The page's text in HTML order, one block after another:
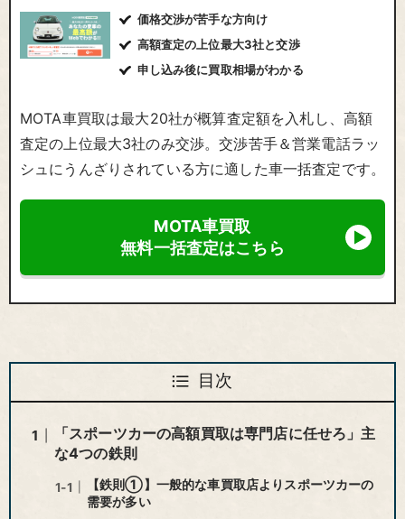
価格交渉が苦手な方向け
高額査定の上位最大3社と交渉
申し込み後に買取相場がわかる
MOTA車買取は最大20社が概算査定額を入札し、高額
査定の上位最大3社のみ交渉。交渉苦手＆営業電話ラッ
シュにうんざりされている方に適した車一括査定です。
MOTA車買取
無料一括査定はこちら
目次
「スポーツカーの高額買取は専門店に任せろ」主
な4つの鉄則
【鉄則①】一般的な車買取店よりスポーツカーの
需要が多い